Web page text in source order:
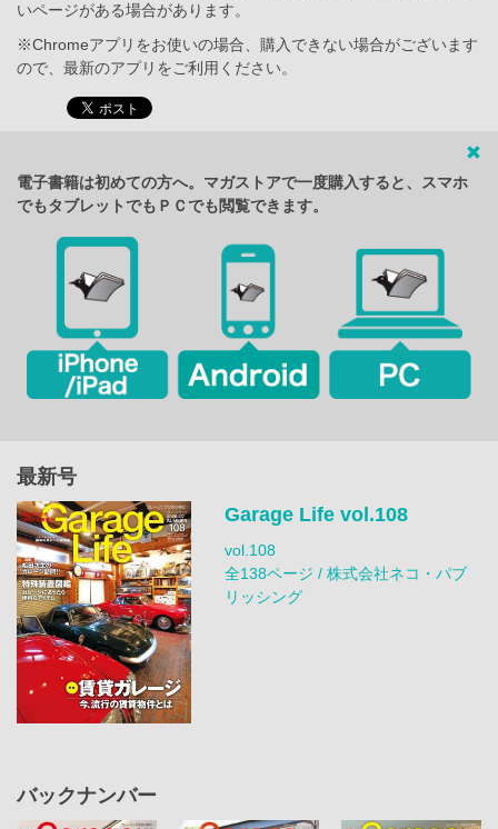
いページがある場合があります。
※Chromeアプリをお使いの場合、購入できない場合がございます
ので、最新のアプリをご利用ください。
電子書籍は初めての方へ。マガストアで一度購入すると、スマホ
でもタブレットでもＰＣでも閲覧できます。
最新号
Garage Life vol.108
vol.108
全138ページ / 株式会社ネコ・パブ
リッシング
バックナンバー